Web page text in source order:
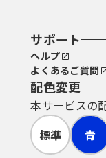
サポート
ヘルプ
よくあるご質問
配色変更
本サービスの
標準
青